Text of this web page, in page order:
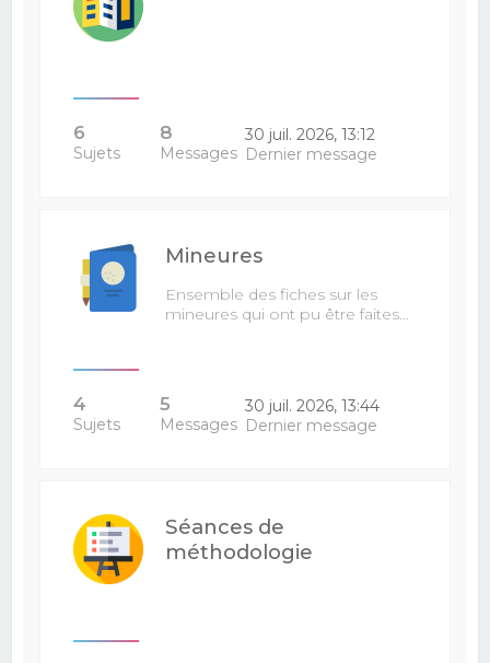
6
Sujets
8
Messages
30 juil. 2026, 13:12
Dernier message
Mineures
Ensemble des fiches sur les
mineures qui ont pu être faites…
4
Sujets
5
Messages
30 juil. 2026, 13:44
Dernier message
Séances de
méthodologie